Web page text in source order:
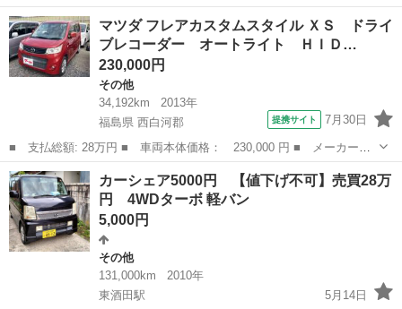
名： マツダ ■ 車種名： キャロル ■ グレード名： ＨＧ ＊車
検Ｒ８年１０月９日 オートマ エアコン 高旧車 修復歴無し！オ
ートザム ■ 排...
山形 酒田市 その他
マツダ フレアカスタムスタイル ＸＳ ドライ
ブレコーダー オートライト ＨＩＤ…
230,000円
その他
34,192km
2013年
福島県 西白河郡
提携サイト 7月30日
■ 支払総額: 28万円 ■ 車両本体価格： 230,000 円 ■ メーカー
名： マツダ ■ 車種名： フレアカスタムスタイル ■ グレード
名： ＸＳ ドライブレコーダー オートライト ＨＩＤ スマート
キー ベンチシート...
福島 西白河郡
カーシェア5000円 【値下げ不可】売買28万
円 4WDターボ 軽バン
5,000円
その他
131,000km
2010年
東酒田駅
5月14日